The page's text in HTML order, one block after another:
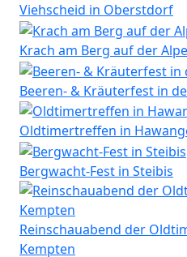
Viehscheid in Oberstdorf
Krach am Berg auf der
Beeren- & Kräuterfest in
Oldtimertreffen in
Bergwacht-Fest in Steibis
Reinschauabend der
Kempten